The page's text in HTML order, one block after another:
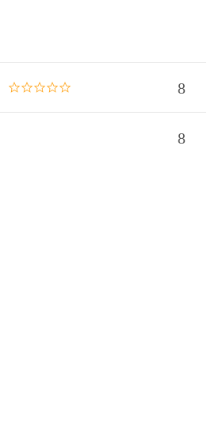
0.0 star rating